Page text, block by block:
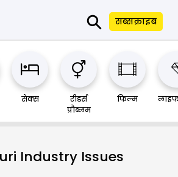
⚲ सब्सक्राइब
सेक्स
रीडर्स
प्रौब्लम
फिल्म
Industry Issues